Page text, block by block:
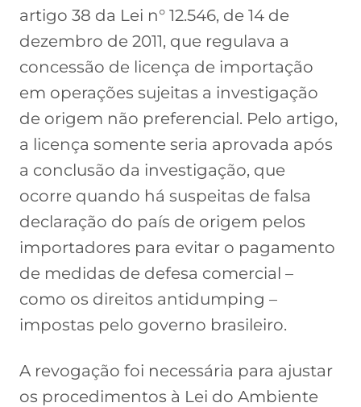
artigo 38 da Lei n° 12.546, de 14 de
dezembro de 2011, que regulava a
concessão de licença de importação
em operações sujeitas a investigação
de origem não preferencial. Pelo artigo,
a licença somente seria aprovada após
a conclusão da investigação, que
ocorre quando há suspeitas de falsa
declaração do país de origem pelos
importadores para evitar o pagamento
de medidas de defesa comercial –
como os direitos antidumping –
impostas pelo governo brasileiro.
A revogação foi necessária para ajustar
os procedimentos à Lei do Ambiente